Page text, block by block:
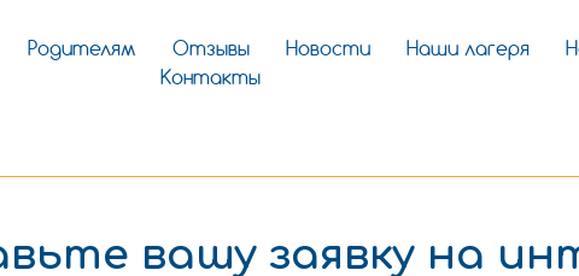
Родителям Отзывы Новости Наши лагеря
Контакты
вашу заявку на